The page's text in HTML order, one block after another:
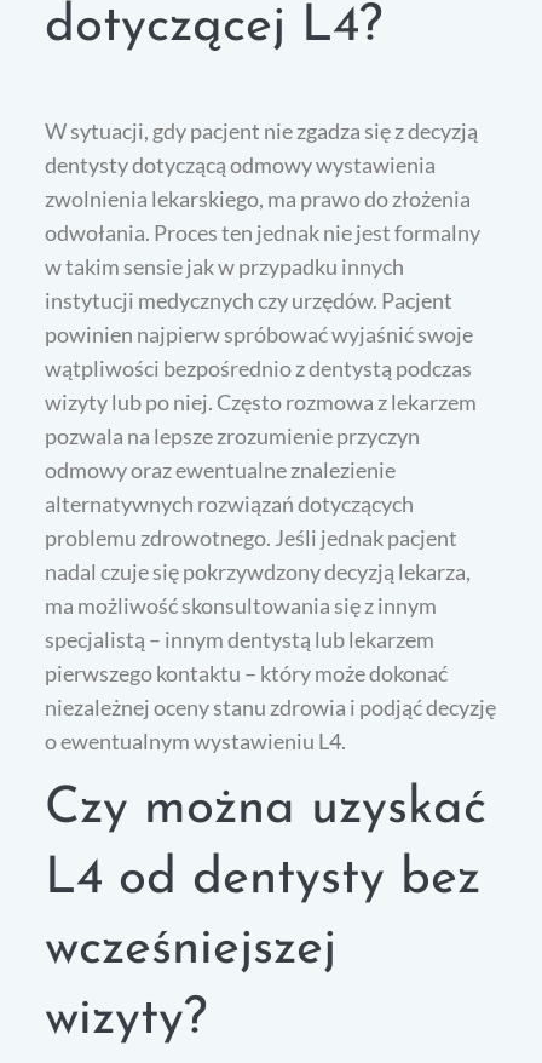
dotyczącej L4?
W sytuacji, gdy pacjent nie zgadza się z decyzją
dentysty dotyczącą odmowy wystawienia
zwolnienia lekarskiego, ma prawo do złożenia
odwołania. Proces ten jednak nie jest formalny
w takim sensie jak w przypadku innych
instytucji medycznych czy urzędów. Pacjent
powinien najpierw spróbować wyjaśnić swoje
wątpliwości bezpośrednio z dentystą podczas
wizyty lub po niej. Często rozmowa z lekarzem
pozwala na lepsze zrozumienie przyczyn
odmowy oraz ewentualne znalezienie
alternatywnych rozwiązań dotyczących
problemu zdrowotnego. Jeśli jednak pacjent
nadal czuje się pokrzywdzony decyzją lekarza,
ma możliwość skonsultowania się z innym
specjalistą – innym dentystą lub lekarzem
pierwszego kontaktu – który może dokonać
niezależnej oceny stanu zdrowia i podjąć decyzję
o ewentualnym wystawieniu L4.
Czy można uzyskać
L4 od dentysty bez
wcześniejszej
wizyty?